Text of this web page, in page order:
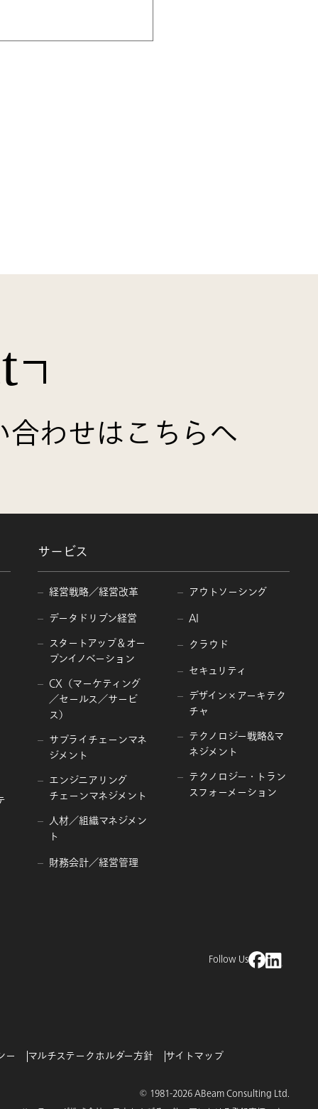
わせはこちらへ
サービス
経営戦略／経営改革
データドリブン経営
スタートアップ＆オー
プンイノベーション
CX（マーケティング
／セールス／サービ
ス）
サプライチェーンマネ
ジメント
エンジニアリング
チェーンマネジメント
人材／組織マネジメン
ト
財務会計／経営管理
アウトソーシング
AI
クラウド
セキュリティ
デザイン×アーキテク
チャ
テクノロジー戦略&マ
ネジメント
テクノロジー・トラン
スフォーメーション
Follow Us
ー マルチステークホルダー方針 サイトマップ
© 1981-2026 ABeam Consulting Ltd.